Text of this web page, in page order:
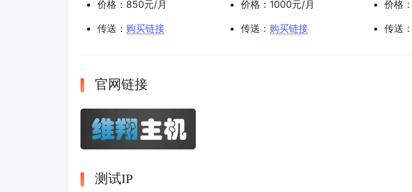
价格：850元/月
传送： 购买链接
价格：1000元/月
传送： 购买链接
价格
传送：
官网链接
测试IP